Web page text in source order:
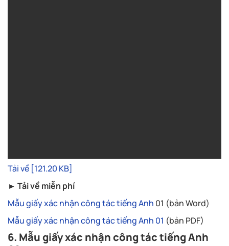
Tải về [121.20 KB]
► Tải về miễn phí
Mẫu giấy xác nhận công tác tiếng Anh 01 (bản Word)
Mẫu giấy xác nhận công tác tiếng Anh 01 (bản PDF)
6. Mẫu giấy xác nhận công tác tiếng Anh